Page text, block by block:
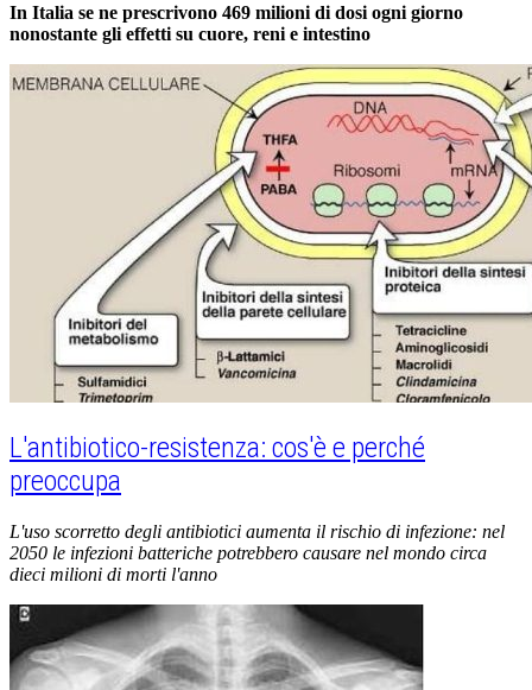
In Italia se ne prescrivono 469 milioni di dosi ogni giorno
nonostante gli effetti su cuore, reni e intestino
L'antibiotico-resistenza: cos'è e perché
preoccupa
L'uso scorretto degli antibiotici aumenta il rischio di infezione: nel
2050 le infezioni batteriche potrebbero causare nel mondo circa
dieci milioni di morti l'anno